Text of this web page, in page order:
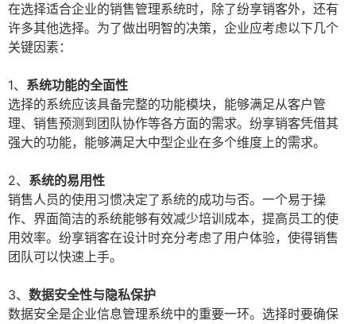
在选择适合企业的销售管理系统时，除了纷享销客外，还有
许多其他选择。为了做出明智的决策，企业应考虑以下几个
关键因素：
1、 系统功能的全面性
选择的系统应该具备完整的功能模块，能够满足从客户管
理、销售预测到团队协作等各方面的需求。纷享销客凭借其
强大的功能，能够满足大中型企业在多个维度上的需求。
2、 系统的易用性
销售人员的使用习惯决定了系统的成功与否。一个易于操
作、界面简洁的系统能够有效减少培训成本，提高员工的使
用效率。纷享销客在设计时充分考虑了用户体验，使得销售
团队可以快速上手。
3、 数据安全性与隐私保护
数据安全是企业信息管理系统中的重要一环。选择时要确保